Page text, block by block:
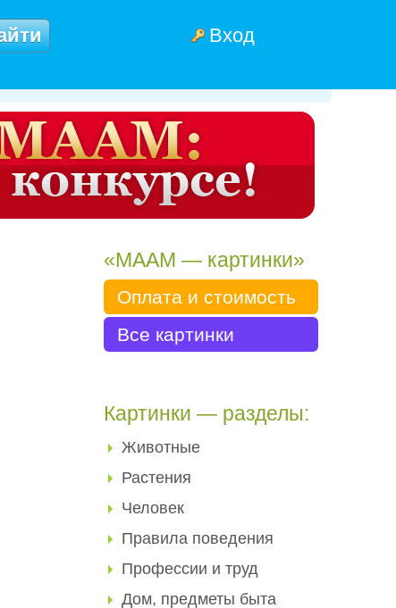
Вход
«МААМ — картинки»
Оплата и стоимость
Все картинки
Картинки — разделы:
Животные
Растения
Человек
Правила поведения
Профессии и труд
Дом, предметы быта